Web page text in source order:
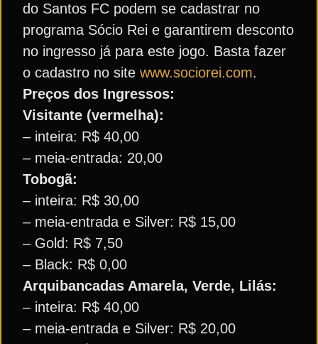
do Santos FC podem se cadastrar no
programa Sócio Rei e garantirem desconto
no ingresso já para este jogo. Basta fazer
o cadastro no site www.sociorei.com.
Preços dos Ingressos:
Visitante (vermelha):
– inteira: R$ 40,00
– meia-entrada: 20,00
Tobogã:
– inteira: R$ 30,00
– meia-entrada e Silver: R$ 15,00
– Gold: R$ 7,50
– Black: R$ 0,00
Arquibancadas Amarela, Verde, Lilás:
– inteira: R$ 40,00
– meia-entrada e Silver: R$ 20,00